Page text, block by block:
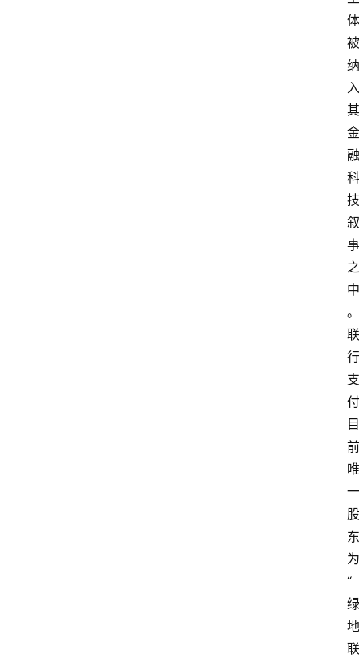
体
被
纳
入
其
金
融
科
技
叙
事
之
中
。
联
行
支
付
目
前
唯
一
股
东
为
“
绿
地
联